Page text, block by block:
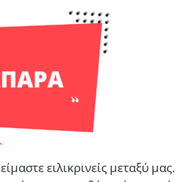
ειλικρινείς μεταξύ μας.